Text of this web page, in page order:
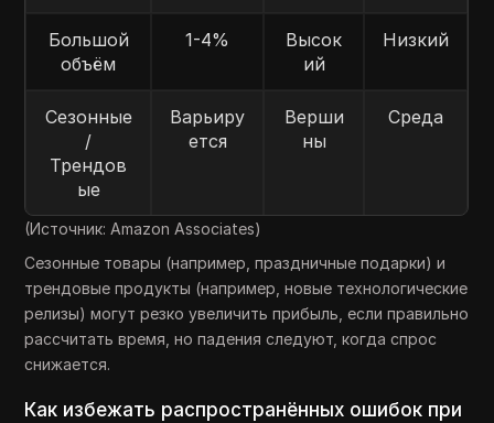
Большой
объём
1-4%
Высок
ий
Низкий
Сезонные
/
Трендов
ые
Варьиру
ется
Верши
ны
Среда
(Источник: Amazon Associates)
Сезонные товары (например, праздничные подарки) и
трендовые продукты (например, новые технологические
релизы) могут резко увеличить прибыль, если правильно
рассчитать время, но падения следуют, когда спрос
снижается.
Как избежать распространённых ошибок при